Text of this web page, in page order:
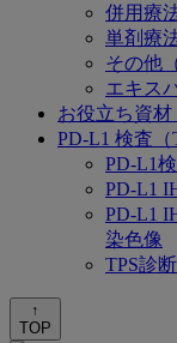
併用療
単剤療
その他
エキス
お役立ち資
PD-L1 検査
PD-L1
PD-L1
PD-L1
染色像
TPS診
↑
TOP